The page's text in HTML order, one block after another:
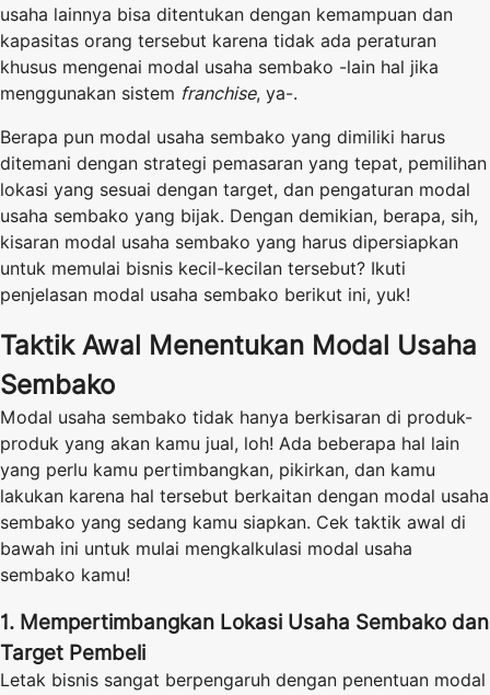
usaha lainnya bisa ditentukan dengan kemampuan dan
kapasitas orang tersebut karena tidak ada peraturan
khusus mengenai modal usaha sembako -lain hal jika
menggunakan sistem franchise, ya-.
Berapa pun modal usaha sembako yang dimiliki harus
ditemani dengan strategi pemasaran yang tepat, pemilihan
lokasi yang sesuai dengan target, dan pengaturan modal
usaha sembako yang bijak. Dengan demikian, berapa, sih,
kisaran modal usaha sembako yang harus dipersiapkan
untuk memulai bisnis kecil-kecilan tersebut? Ikuti
penjelasan modal usaha sembako berikut ini, yuk!
Taktik Awal Menentukan Modal Usaha
Sembako
Modal usaha sembako tidak hanya berkisaran di produk-
produk yang akan kamu jual, loh! Ada beberapa hal lain
yang perlu kamu pertimbangkan, pikirkan, dan kamu
lakukan karena hal tersebut berkaitan dengan modal usaha
sembako yang sedang kamu siapkan. Cek taktik awal di
bawah ini untuk mulai mengkalkulasi modal usaha
sembako kamu!
1. Mempertimbangkan Lokasi Usaha Sembako dan
Target Pembeli
Letak bisnis sangat berpengaruh dengan penentuan modal